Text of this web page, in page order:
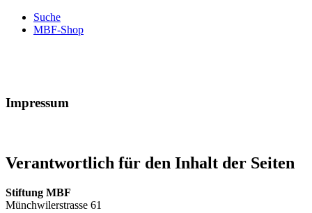
Suche
MBF-Shop
Impressum
Verantwortlich für den Inhalt der Seiten
Stiftung MBF
Münchwilerstrasse 61